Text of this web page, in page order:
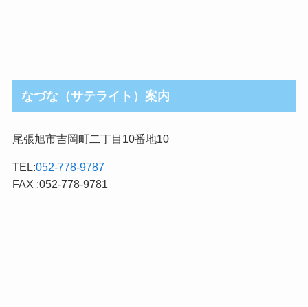
なづな（サテライト）案内
尾張旭市吉岡町二丁目10番地10
TEL:052-778-9787
FAX :052-778-9781